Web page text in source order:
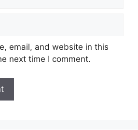
email, and website in this
next time I comment.